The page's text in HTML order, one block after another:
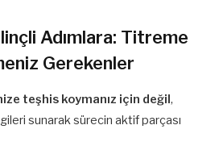
Adımlara: Titreme
Gerekenler
teşhis koymanız için değil ,
sunarak sürecin aktif parçası